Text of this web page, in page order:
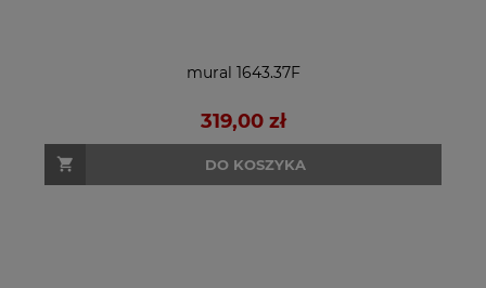
mural 1643.37F
319,00 zł
DO KOSZYKA